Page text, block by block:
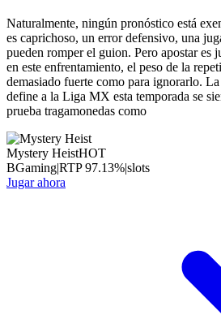
Naturalmente, ningún pronóstico está
es caprichoso, un error defensivo, una
pueden romper el guion. Pero apostar es
en este enfrentamiento, el peso de la
demasiado fuerte como para ignorarlo.
define a la Liga MX esta temporada se
prueba tragamonedas como
Mystery HeistHOT
BGaming|RTP97.13%|slots
Jugar ahora